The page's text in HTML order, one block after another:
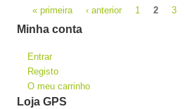
Páginas« primeira ‹ anterior 1 2 3
Minha conta
Entrar
Registo
O meu carrinho
Loja GPS